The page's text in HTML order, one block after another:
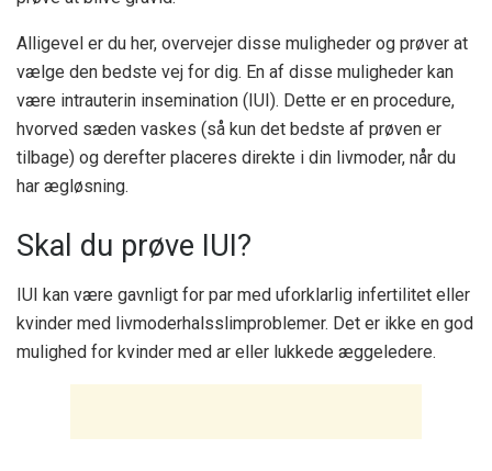
Alligevel er du her, overvejer disse muligheder og prøver at
vælge den bedste vej for dig. En af disse muligheder kan
være intrauterin insemination (IUI). Dette er en procedure,
hvorved sæden vaskes (så kun det bedste af prøven er
tilbage) og derefter placeres direkte i din livmoder, når du
har ægløsning.
Skal du prøve IUI?
IUI kan være gavnligt for par med uforklarlig infertilitet eller
kvinder med livmoderhalsslimproblemer. Det er ikke en god
mulighed for kvinder med ar eller lukkede æggeledere.